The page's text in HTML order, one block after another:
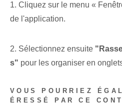
1.⁣ Cliquez sur le menu «
de l'application.
2. Sélectionnez ensuite
s" pour les organiser en
VOUS POURRIEZ
ÉRESSÉ PAR CE